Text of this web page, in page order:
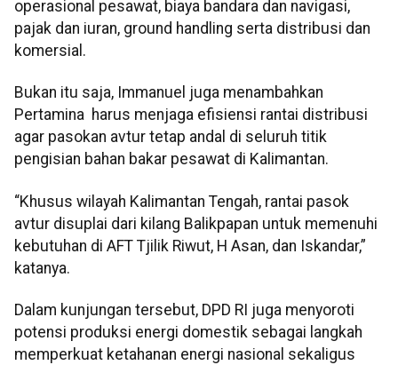
operasional pesawat, biaya bandara dan navigasi,
pajak dan iuran, ground handling serta distribusi dan
komersial.
Bukan itu saja, Immanuel juga menambahkan
Pertamina harus menjaga efisiensi rantai distribusi
agar pasokan avtur tetap andal di seluruh titik
pengisian bahan bakar pesawat di Kalimantan.
“Khusus wilayah Kalimantan Tengah, rantai pasok
avtur disuplai dari kilang Balikpapan untuk memenuhi
kebutuhan di AFT Tjilik Riwut, H Asan, dan Iskandar,”
katanya.
Dalam kunjungan tersebut, DPD RI juga menyoroti
potensi produksi energi domestik sebagai langkah
memperkuat ketahanan energi nasional sekaligus